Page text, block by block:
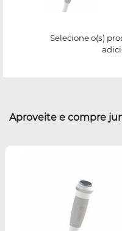
Selecione o(s)
Aproveite e compre